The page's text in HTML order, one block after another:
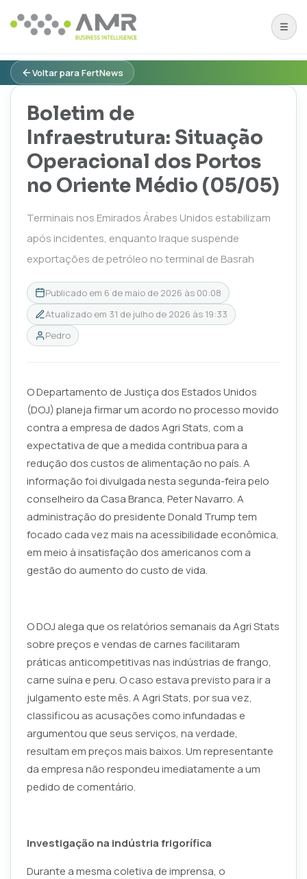
Voltar para FertNews
Boletim de
Infraestrutura: Situação
Operacional dos Portos
no Oriente Médio (05/05)
Terminais nos Emirados Árabes Unidos estabilizam
após incidentes, enquanto Iraque suspende
exportações de petróleo no terminal de Basrah
Publicado em 6 de maio de 2026 às 00:08
Atualizado em 31 de julho de 2026 às 19:33
Pedro
O Departamento de Justiça dos Estados Unidos
(DOJ) planeja firmar um acordo no processo movido
contra a empresa de dados Agri Stats, com a
expectativa de que a medida contribua para a
redução dos custos de alimentação no país. A
informação foi divulgada nesta segunda-feira pelo
conselheiro da Casa Branca, Peter Navarro. A
administração do presidente Donald Trump tem
focado cada vez mais na acessibilidade econômica,
em meio à insatisfação dos americanos com a
gestão do aumento do custo de vida.
O DOJ alega que os relatórios semanais da Agri Stats
sobre preços e vendas de carnes facilitaram
práticas anticompetitivas nas indústrias de frango,
carne suína e peru. O caso estava previsto para ir a
julgamento este mês. A Agri Stats, por sua vez,
classificou as acusações como infundadas e
argumentou que seus serviços, na verdade,
resultam em preços mais baixos. Um representante
da empresa não respondeu imediatamente a um
pedido de comentário.
Investigação na indústria frigorífica
Durante a mesma coletiva de imprensa, o